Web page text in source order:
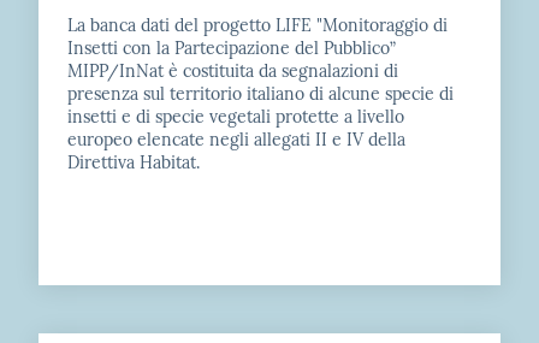
La banca dati del progetto LIFE "Monitoraggio di
Insetti con la Partecipazione del Pubblico”
MIPP/InNat è costituita da segnalazioni di
presenza sul territorio italiano di alcune specie di
insetti e di specie vegetali protette a livello
europeo elencate negli allegati II e IV della
Direttiva Habitat.